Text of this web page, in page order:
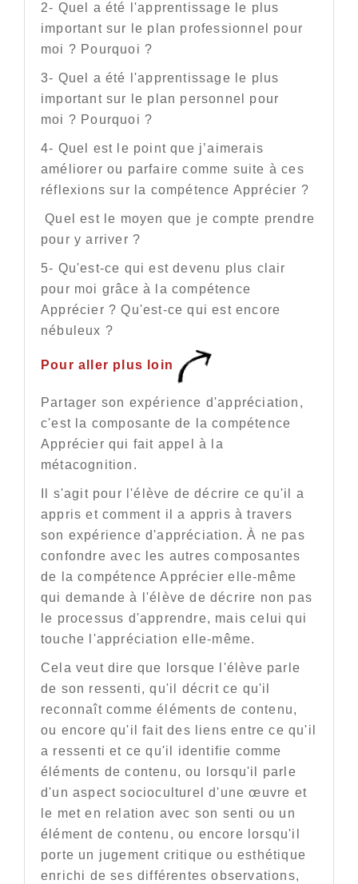
2- Quel a été l'apprentissage le plus
important sur le plan professionnel pour
moi ? Pourquoi ?
3- Quel a été l'apprentissage le plus
important sur le plan personnel pour
moi ? Pourquoi ?
4- Quel est le point que j’aimerais
améliorer ou parfaire comme suite à ces
réflexions sur la compétence Apprécier ?
Quel est le moyen que je compte prendre
pour y arriver ?
5- Qu'est-ce qui est devenu plus clair
pour moi grâce à la compétence
Apprécier ? Qu'est-ce qui est encore
nébuleux ?
Pour aller plus loin
Partager son expérience d'appréciation,
c'est la composante de la compétence
Apprécier qui fait appel à la
métacognition.
Il s'agit pour l'élève de décrire ce qu'il a
appris et comment il a appris à travers
son expérience d'appréciation. À ne pas
confondre avec les autres composantes
de la compétence Apprécier elle-même
qui demande à l'élève de décrire non pas
le processus d'apprendre, mais celui qui
touche l'appréciation elle-même.
Cela veut dire que lorsque l'élève parle
de son ressenti, qu'il décrit ce qu'il
reconnaît comme éléments de contenu,
ou encore qu'il fait des liens entre ce qu'il
a ressenti et ce qu'il identifie comme
éléments de contenu, ou lorsqu'il parle
d'un aspect socioculturel d'une œuvre et
le met en relation avec son senti ou un
élément de contenu, ou encore lorsqu'il
porte un jugement critique ou esthétique
enrichi de ses différentes observations,